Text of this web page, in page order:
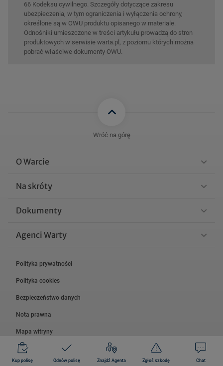
66 Kodeksu cywilnego. Szczegóły dotyczące zakresu
ubezpieczenia, w tym ograniczenia i wyłączenia ochrony,
określone są w OWU produktu opisanego w materiale.
Odnośniki umieszczone w treści artykułu prowadzą do stron
produktowych w serwisie warta.pl, z poziomu których można
pobrać właściwe dokumenty OWU.
Wróć na górę
O Warcie
Na skróty
Dokumenty
Agenci Warty
© 2026 Grupa Warta.
Polityka prywatności
Polityka cookies
Bezpieczeństwo danych
Nota prawna
Mapa witryny
Zgłoś szkodę
Odnów polisę
Kup polisę Znajdź Agenta Chat